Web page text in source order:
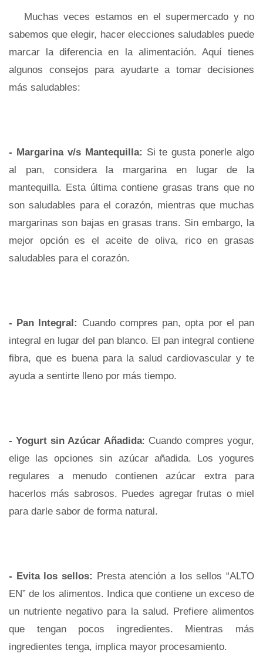
Muchas veces estamos en el supermercado y no
sabemos que elegir, hacer elecciones saludables puede
marcar la diferencia en la alimentación. Aquí tienes
algunos consejos para ayudarte a tomar decisiones
más saludables:
- Margarina v/s Mantequilla: Si te gusta ponerle algo
al pan, considera la margarina en lugar de la
mantequilla. Esta última contiene grasas trans que no
son saludables para el corazón, mientras que muchas
margarinas son bajas en grasas trans. Sin embargo, la
mejor opción es el aceite de oliva, rico en grasas
saludables para el corazón.
- Pan Integral: Cuando compres pan, opta por el pan
integral en lugar del pan blanco. El pan integral contiene
fibra, que es buena para la salud cardiovascular y te
ayuda a sentirte lleno por más tiempo.
- Yogurt sin Azúcar Añadida: Cuando compres yogur,
elige las opciones sin azúcar añadida. Los yogures
regulares a menudo contienen azúcar extra para
hacerlos más sabrosos. Puedes agregar frutas o miel
para darle sabor de forma natural.
- Evita los sellos: Presta atención a los sellos “ALTO
EN” de los alimentos. Indica que contiene un exceso de
un nutriente negativo para la salud. Prefiere alimentos
que tengan pocos ingredientes. Mientras más
ingredientes tenga, implica mayor procesamiento.